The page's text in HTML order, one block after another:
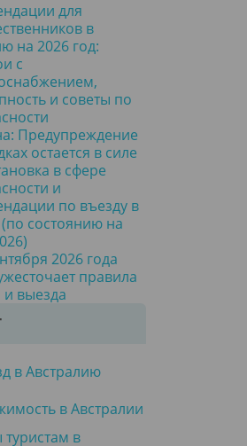
для
в
на 2026 год:
с
и советы по
Предупреждение
остается в силе
в сфере
и
по въезду в
(по состоянию на
2026 года
правила
и выезда
в Австралию
в Австралии
туристам в